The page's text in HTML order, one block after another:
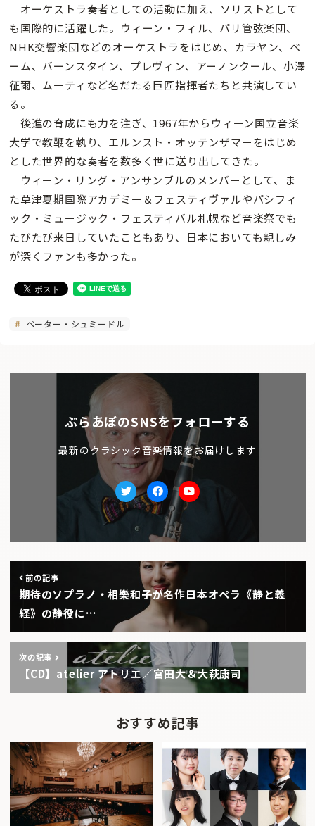
オーケストラ奏者としての活動に加え、ソリストとして
も国際的に活躍した。ウィーン・フィル、パリ管弦楽団、
NHK交響楽団などのオーケストラをはじめ、カラヤン、ベ
ーム、バーンスタイン、プレヴィン、アーノンクール、小澤
征爾、ムーティなど名だたる巨匠指揮者たちと共演してい
る。
後進の育成にも力を注ぎ、1967年からウィーン国立音楽
大学で教鞭を執り、エルンスト・オッテンザマーをはじめ
とした世界的な奏者を数多く世に送り出してきた。
ウィーン・リング・アンサンブルのメンバーとして、ま
た草津夏期国際アカデミー＆フェスティヴァルやパシフィ
ック・ミュージック・フェスティバル札幌など音楽祭でも
たびたび来日していたこともあり、
日本においても親しみ
が深くファンも多かった。
ペーター・シュミードル
ぶらあぼのSNSをフォローする
最新のクラシック音楽情報をお届けします
TwitterfacebookYoutube
前の記事
期待のソプラノ・相樂和子が名作日本オペラ《静と義
経》の静役に…
次の記事
【CD】atelier アトリエ／宮田大＆大萩康司
おすすめ記事